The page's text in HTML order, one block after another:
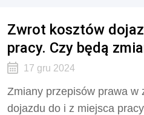
Zwrot kosztów
pracy. Czy będą
17 gru 2024
Zmiany przepisów prawa w
dojazdu do i z miejsca